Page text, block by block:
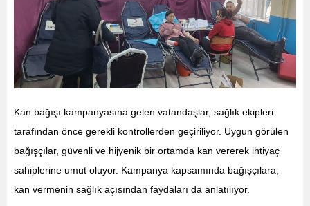
Kan bağışı kampanyasına gelen vatandaşlar, sağlık ekipleri
tarafından önce gerekli kontrollerden geçiriliyor. Uygun görülen
bağışçılar, güvenli ve hijyenik bir ortamda kan vererek ihtiyaç
sahiplerine umut oluyor. Kampanya kapsamında bağışçılara,
kan vermenin sağlık açısından faydaları da anlatılıyor.